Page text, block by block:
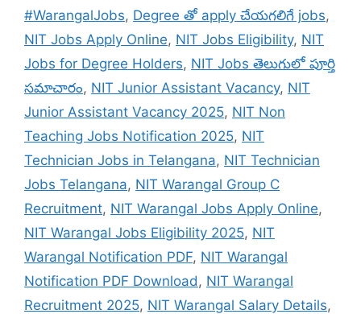
#WarangalJobs, Degree తో apply చేయగలిగే jobs,
NIT Jobs Apply Online, NIT Jobs Eligibility, NIT
Jobs for Degree Holders, NIT Jobs తెలుగులో పూర్తి
సమాచారం, NIT Junior Assistant Vacancy, NIT
Junior Assistant Vacancy 2025, NIT Non
Teaching Jobs Notification 2025, NIT
Technician Jobs in Telangana, NIT Technician
Jobs Telangana, NIT Warangal Group C
Recruitment, NIT Warangal Jobs Apply Online,
NIT Warangal Jobs Eligibility 2025, NIT
Warangal Notification PDF, NIT Warangal
Notification PDF Download , NIT Warangal
Recruitment 2025, NIT Warangal Salary Details,